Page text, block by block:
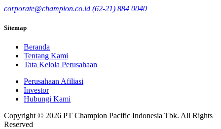
corporate@champion.co.id (62-21) 884 0040
Sitemap
Beranda
Tentang Kami
Tata Kelola Perusahaan
Perusahaan Afiliasi
Investor
Hubungi Kami
Copyright © 2026 PT Champion Pacific Indonesia Tbk. All Rights
Reserved